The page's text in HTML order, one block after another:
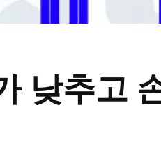
낮추고